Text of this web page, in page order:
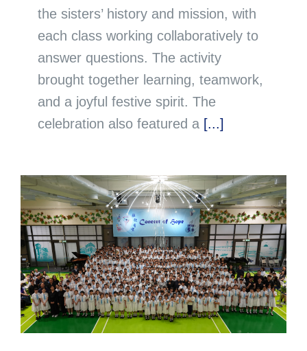
the sisters’ history and mission, with
each class working collaboratively to
answer questions. The activity
brought together learning, teamwork,
and a joyful festive spirit. The
celebration also featured a [...]